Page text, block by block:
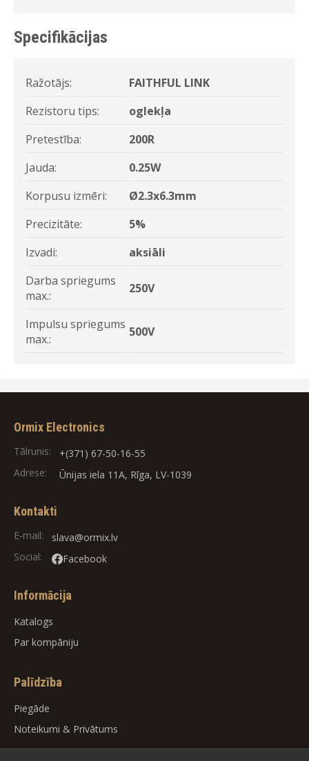
Specifikācijas
Ražotājs:
FAITHFUL LINK
Rezistoru tips:
oglekļa
Pretestība:
200R
Jauda:
0.25W
Korpusu izmēri:
Ø2.3x6.3mm
Precizitāte:
5%
Izvadi:
aksiāli
Darba spriegums
max.:
250V
Impulsu spriegums
max.:
500V
Ormix Electronics
Tālrunis:
+(371) 67-50-16-55
Adrese:
Ūnijas iela 11A, Rīga, LV-1039
Kontakti
E-mail:
slava@ormix.lv
Social:
Facebook
Informācija
Katalogs
Par kompāniju
Palīdzība
Piegāde
Noteikumi & Privātums